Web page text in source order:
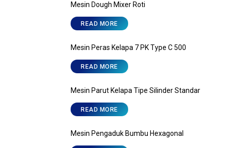
Mesin Dough Mixer Roti
READ MORE
Mesin Peras Kelapa 7 PK Type C 500
READ MORE
Mesin Parut Kelapa Tipe Silinder Standar
READ MORE
Mesin Pengaduk Bumbu Hexagonal